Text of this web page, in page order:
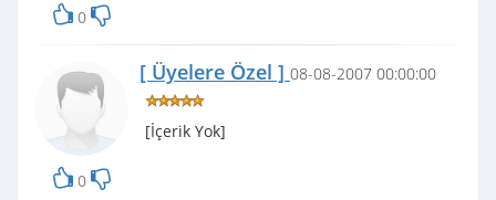
0
0
[ Üyelere Özel ] 08-08-2007 00:00:00
[İçerik Yok]